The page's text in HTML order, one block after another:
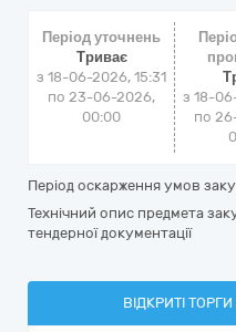
Період уточнень
Триває
з 18-06-2026, 15:31
по 23-06-2026,
00:00
з 18-
по
Період оскарження умов
Технічний опис предмета
тендерної документації
ВІДКРИТІ